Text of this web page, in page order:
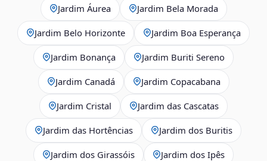
Jardim Áurea Jardim Bela Morada
Jardim Belo Horizonte Jardim Boa Esperança
Jardim Bonança Jardim Buriti Sereno
Jardim Canadá Jardim Copacabana
Jardim Cristal Jardim das Cascatas
Jardim das Hortências Jardim dos Buritis
Jardim dos Girassóis Jardim dos Ipês